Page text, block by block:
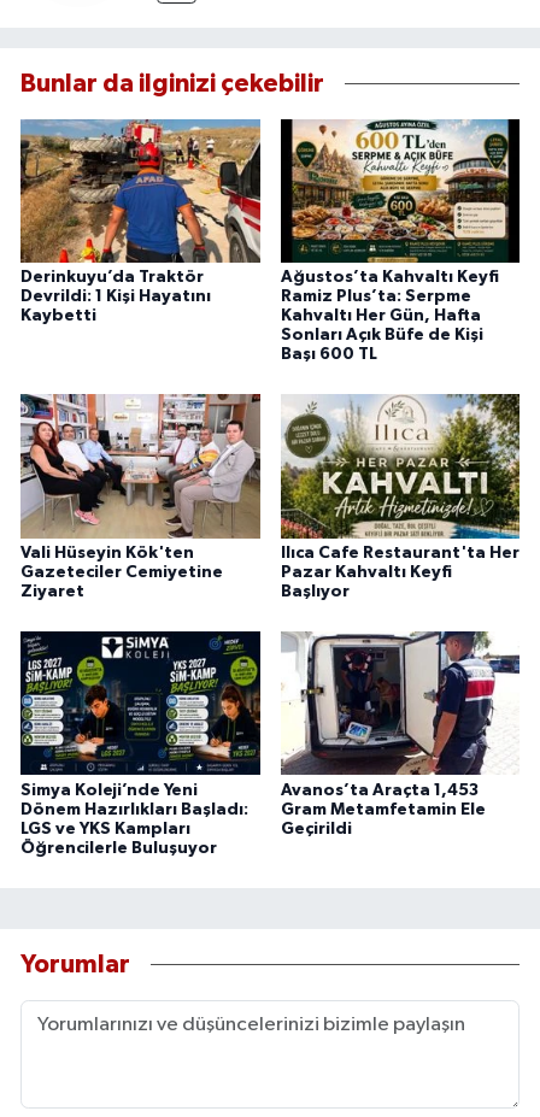
Bunlar da ilginizi çekebilir
Derinkuyu’da Traktör
Devrildi: 1 Kişi Hayatını
Kaybetti
Ağustos’ta Kahvaltı Keyfi
Ramiz Plus’ta: Serpme
Kahvaltı Her Gün, Hafta
Sonları Açık Büfe de Kişi
Başı 600 TL
Vali Hüseyin Kök'ten
Gazeteciler Cemiyetine
Ziyaret
Ilıca Cafe Restaurant'ta Her
Pazar Kahvaltı Keyfi
Başlıyor
Simya Koleji’nde Yeni
Dönem Hazırlıkları Başladı:
LGS ve YKS Kampları
Öğrencilerle Buluşuyor
Avanos’ta Araçta 1,453
Gram Metamfetamin Ele
Geçirildi
Yorumlar